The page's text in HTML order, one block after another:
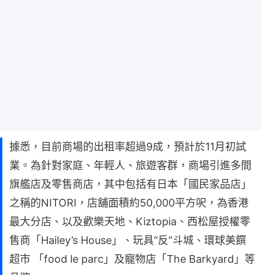
據悉，目前商場的出租率超過9成，預計於11月初試
業。為針對家庭、年輕人、旅遊客群，商場引進多間
旗艦店及零售商店，其中包括有日本「國民家品店」
之稱的NITORI，店舖面積約50,000平方呎，為香港
最大分店、以及歡樂天地、Kiztopia、西松屋授權零
售商「Hailey’s House」、玩具“反”斗城、環球美饌
超市 「food le parc」及寵物店「The Barkyard」等